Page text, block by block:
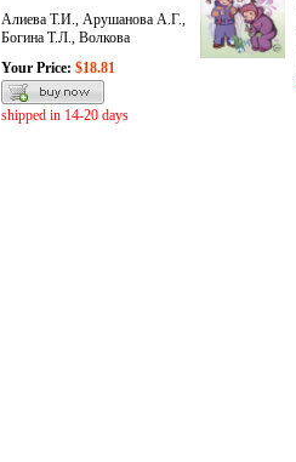
Алиева Т.И., Арушанова А.Г.,
Богина Т.Л., Волкова
Your Price: $18.81
shipped in 14-20 days